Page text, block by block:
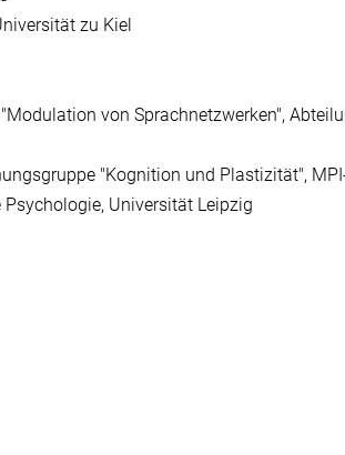
zu Kiel
von Sprachnetzwerken",
"Kognition und Plastizität",
Universität Leipzig